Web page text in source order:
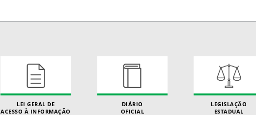
LEI GERAL DE
ACESSO À INFORMAÇÃO
DIÁRIO
OFICIAL
LEGISLAÇÃO
ESTADUAL